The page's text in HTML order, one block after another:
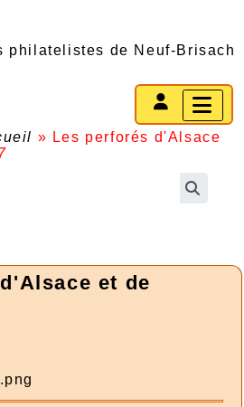
» Les perforés d'Alsace
et de